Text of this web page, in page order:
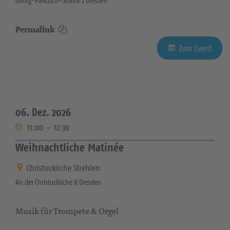
Permalink
Zum Event
06. Dez. 2026
11:00 - 12:30
Weihnachtliche Matinée
Christuskirche Strehlen
An der Christuskirche 8 Dresden
Musik für Trompete & Orgel